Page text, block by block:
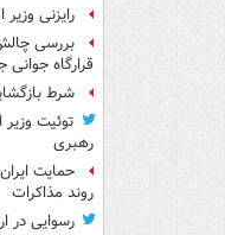
رایزنی وزیر
بررسی
قرارگاه
شرط
توئیت وزیر
رهبری
حمایت
روند مذاکرات
رسوایی در